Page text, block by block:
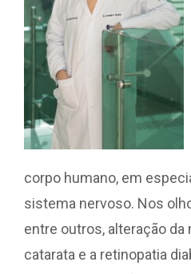
corpo humano, em
sistema nervoso. Nos
entre outros, alteração
catarata e a retinopatia